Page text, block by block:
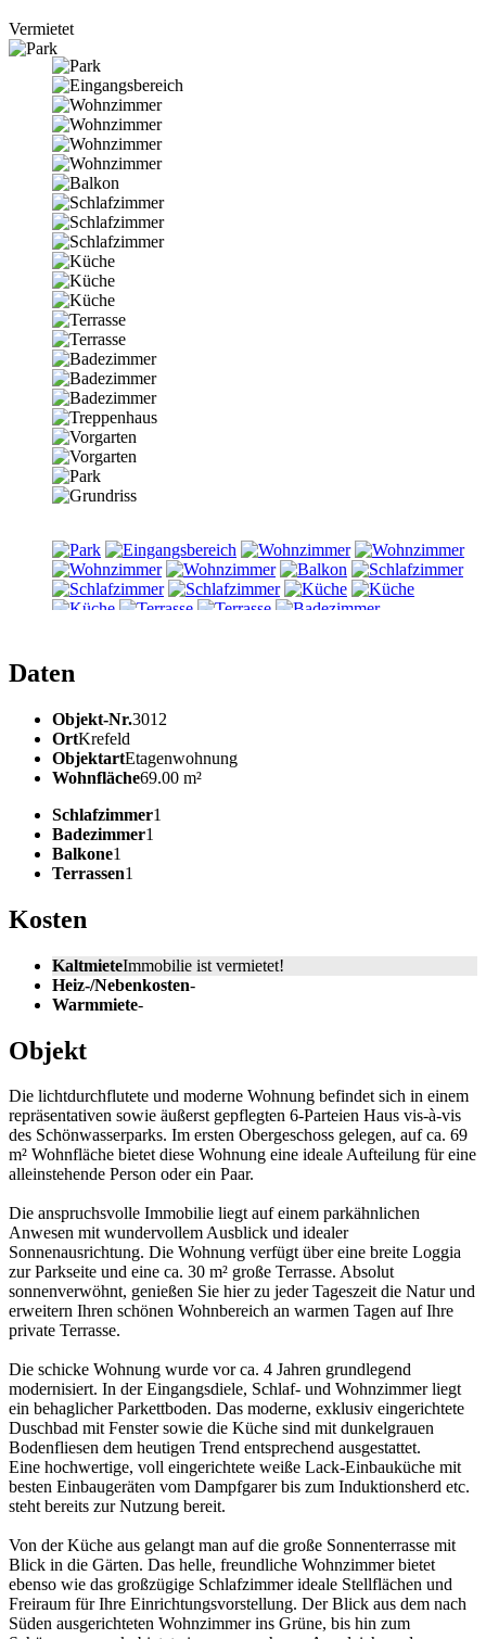
Vermietet
Daten
Objekt-Nr.3012
OrtKrefeld
ObjektartEtagenwohnung
Wohnfläche69.00 m²
Schlafzimmer1
Badezimmer1
Balkone1
Terrassen1
Kosten
KaltmieteImmobilie ist vermietet!
Heiz-/Nebenkosten-
Warmmiete-
Objekt
Die lichtdurchflutete und moderne Wohnung befindet sich in einem
repräsentativen sowie äußerst gepflegten 6-Parteien Haus vis-à-vis
des Schönwasserparks. Im ersten Obergeschoss gelegen, auf ca. 69
m² Wohnfläche bietet diese Wohnung eine ideale Aufteilung für eine
alleinstehende Person oder ein Paar.
Die anspruchsvolle Immobilie liegt auf einem parkähnlichen
Anwesen mit wundervollem Ausblick und idealer
Sonnenausrichtung. Die Wohnung verfügt über eine breite Loggia
zur Parkseite und eine ca. 30 m² große Terrasse. Absolut
sonnenverwöhnt, genießen Sie hier zu jeder Tageszeit die Natur und
erweitern Ihren schönen Wohnbereich an warmen Tagen auf Ihre
private Terrasse.
Die schicke Wohnung wurde vor ca. 4 Jahren grundlegend
modernisiert. In der Eingangsdiele, Schlaf- und Wohnzimmer liegt
ein behaglicher Parkettboden. Das moderne, exklusiv eingerichtete
Duschbad mit Fenster sowie die Küche sind mit dunkelgrauen
Bodenfliesen dem heutigen Trend entsprechend ausgestattet.
Eine hochwertige, voll eingerichtete weiße Lack-Einbauküche mit
besten Einbaugeräten vom Dampfgarer bis zum Induktionsherd etc.
steht bereits zur Nutzung bereit.
Von der Küche aus gelangt man auf die große Sonnenterrasse mit
Blick in die Gärten. Das helle, freundliche Wohnzimmer bietet
ebenso wie das großzügige Schlafzimmer ideale Stellflächen und
Freiraum für Ihre Einrichtungsvorstellung. Der Blick aus dem nach
Süden ausgerichteten Wohnzimmer ins Grüne, bis hin zum